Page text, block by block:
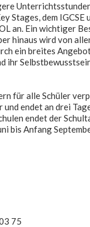
Stages, dem
an. Ein wichtiger
hinaus wird von
ein breites
ihr
für alle Schüler
endet an drei
endet der
bis Anfang
75